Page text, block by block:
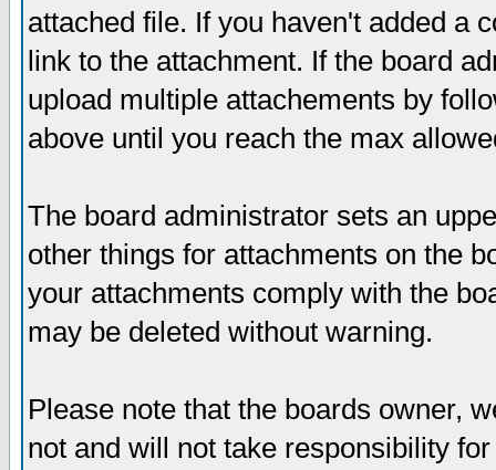
attached file. If you haven't added a
link to the attachment. If the board
upload multiple attachements by
above until you reach the max
The board administrator sets an
other things for attachments on the
your attachments comply with the
may be deleted without warning.
Please note that the boards owner,
not and will not take responsibility